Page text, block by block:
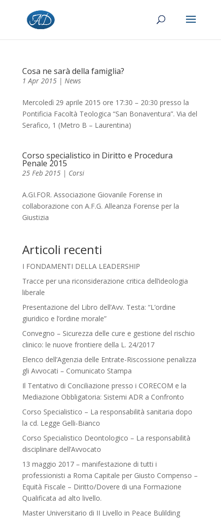
Cosa ne sarà della famiglia?
1 Apr 2015| News
Mercoledì 29 aprile 2015 ore 17:30 – 20:30 presso la
Pontificia Facoltà Teologica “San Bonaventura”. Via del
Serafico, 1 (Metro B – Laurentina)
Corso specialistico in Diritto e Procedura
Penale 2015
25 Feb 2015| Corsi
A.GI.FOR. Associazione Giovanile Forense in
collaborazione con A.F.G. Alleanza Forense per la
Giustizia
Articoli recenti
I FONDAMENTI DELLA LEADERSHIP
Tracce per una riconsiderazione critica dell’ideologia
liberale
Presentazione del Libro dell’Avv. Testa: “L’ordine
giuridico e l’ordine morale”
Convegno – Sicurezza delle cure e gestione del rischio
clinico: le nuove frontiere della L. 24/2017
Elenco dell’Agenzia delle Entrate-Riscossione penalizza
gli Avvocati – Comunicato Stampa
Il Tentativo di Conciliazione presso i CORECOM e la
Mediazione Obbligatoria: Sistemi ADR a Confronto
Corso Specialistico – La responsabilità sanitaria dopo
la cd. Legge Gelli-Bianco
Corso Specialistico Deontologico – La responsabilità
disciplinare dell’Avvocato
13 maggio 2017 – manifestazione di tutti i
professionisti a Roma Capitale per Giusto Compenso –
Equità Fiscale – Diritto/Dovere di una Formazione
Qualificata ad alto livello.
Master Universitario di II Livello in Peace Bulilding